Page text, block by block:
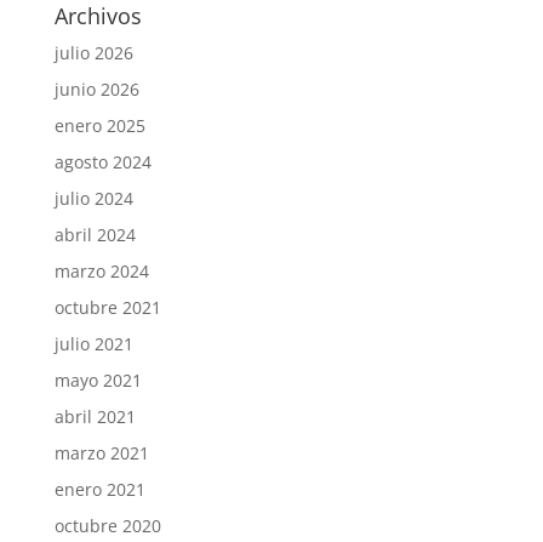
Archivos
julio 2026
junio 2026
enero 2025
agosto 2024
julio 2024
abril 2024
marzo 2024
octubre 2021
julio 2021
mayo 2021
abril 2021
marzo 2021
enero 2021
octubre 2020